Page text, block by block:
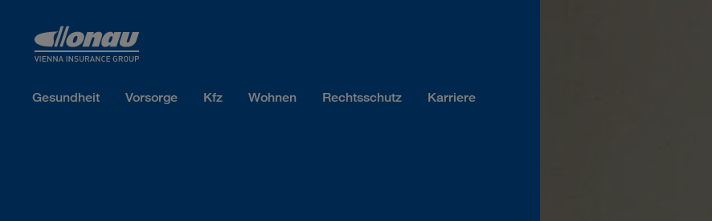
Gesundheit Vorsorge Kfz Wohnen Rechtsschutz Karriere